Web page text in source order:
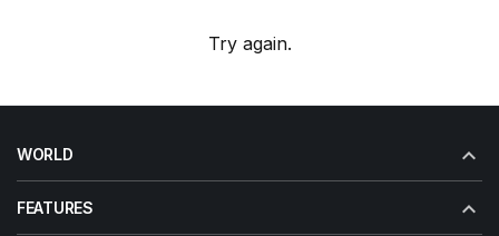
Try again.
WORLD
FEATURES